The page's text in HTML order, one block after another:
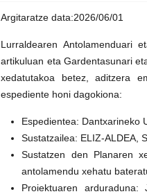
Argitaratze data:2026/06/01
Lurraldearen Antolamenduari
artikuluan eta Gardentasunari
xedatutakoa betez, aditzera
espediente honi dagokiona:
Espedientea: Dantxarineko
Sustatzailea: ELIZ-ALDEA,
Sustatzen den Planaren
antolamendu xehatu
Proiektuaren